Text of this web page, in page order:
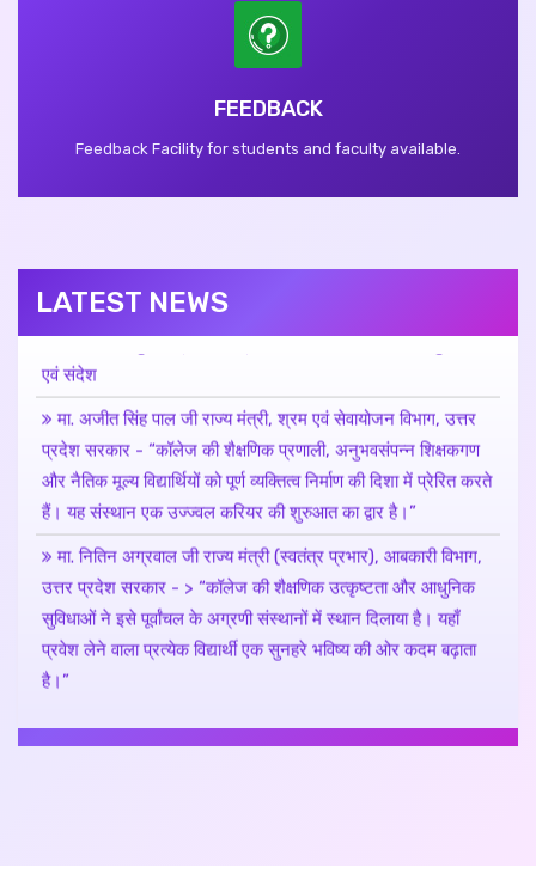
FEEDBACK
Feedback Facility for students and faculty available.
LATEST NEWS
माननीय राज्य मंत्री गिरीश चंद्र यादव जी द्वारा कालेज को शुभकामना
माननीय उप मुख्यमंत्री केशव प्रसाद मौर्य जी द्वारा कालेज को शुभकामना
मा. अजीत सिंह पाल जी राज्य मंत्री, श्रम एवं सेवायोजन विभाग, उत्तर
प्रदेश सरकार - “कॉलेज की शैक्षणिक प्रणाली, अनुभवसंपन्न शिक्षकगण
और नैतिक मूल्य विद्यार्थियों को पूर्ण व्यक्तित्व निर्माण की दिशा में प्रेरित करते
हैं। यह संस्थान एक उज्ज्वल करियर की शुरुआत का द्वार है।”
मा. नितिन अग्रवाल जी राज्य मंत्री (स्वतंत्र प्रभार), आबकारी विभाग,
उत्तर प्रदेश सरकार - > “कॉलेज की शैक्षणिक उत्कृष्टता और आधुनिक
सुविधाओं ने इसे पूर्वांचल के अग्रणी संस्थानों में स्थान दिलाया है। यहाँ
प्रवेश लेने वाला प्रत्येक विद्यार्थी एक सुनहरे भविष्य की ओर कदम बढ़ाता
है।”
मा. संजय निषाद जी कैबिनेट मंत्री, मत्स्य विभाग, उत्तर प्रदेश सरकार -
दिशा में अग्रसर है। यहाँ से शिक्षा प्राप्त करने वाला प्रत्येक छात्र न